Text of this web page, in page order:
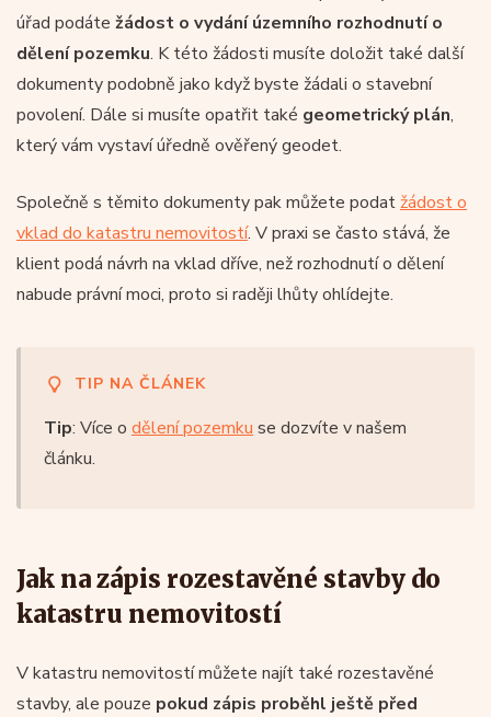
úřad podáte žádost o vydání územního rozhodnutí o
dělení pozemku. K této žádosti musíte doložit také další
dokumenty podobně jako když byste žádali o stavební
povolení. Dále si musíte opatřit také geometrický plán,
který vám vystaví úředně ověřený geodet.
Společně s těmito dokumenty pak můžete podat žádost o
vklad do katastru nemovitostí. V praxi se často stává, že
klient podá návrh na vklad dříve, než rozhodnutí o dělení
nabude právní moci, proto si raději lhůty ohlídejte.
TIP NA ČLÁNEK
Tip: Více o dělení pozemku se dozvíte v našem
článku.
Jak na zápis rozestavěné stavby do
katastru nemovitostí
V katastru nemovitostí můžete najít také rozestavěné
stavby, ale pouze pokud zápis proběhl ještě před